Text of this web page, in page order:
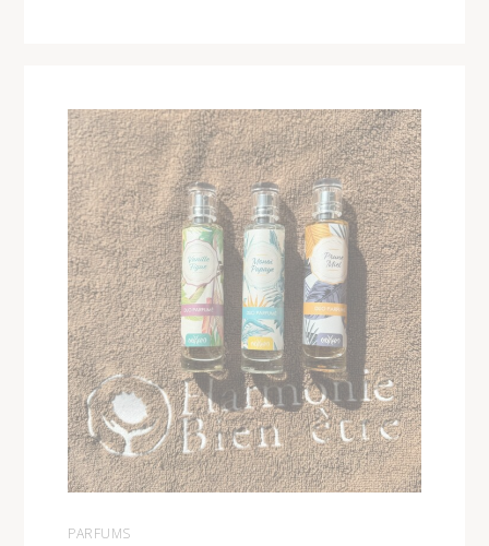
PARFUMS